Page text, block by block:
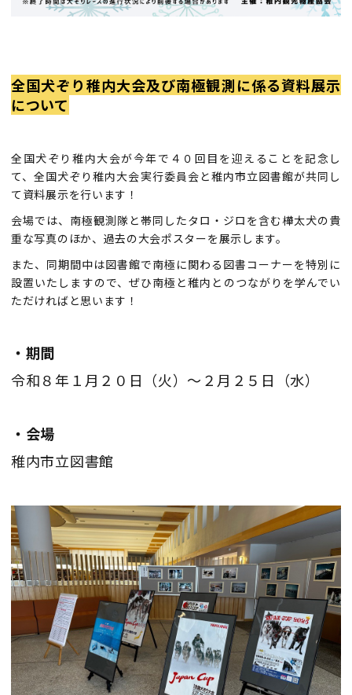
全国犬ぞり稚内大会及び南極観測に係る資料展示
について
全国犬ぞり稚内大会が今年で４０回目を迎えることを記念し
て、全国犬ぞり稚内大会実行委員会と稚内市立図書館が共同し
て資料展示を行います！
会場では、南極観測隊と帯同したタロ・ジロを含む樺太犬の貴
重な写真のほか、過去の大会ポスターを展示します。
また、同期間中は図書館で南極に関わる図書コーナーを特別に
設置いたしますので、ぜひ南極と稚内とのつながりを学んでい
ただければと思います！
・期間
令和８年１月２０日（火）～２月２５日（水）
・会場
稚内市立図書館